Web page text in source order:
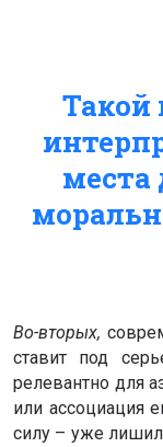
Такой
места
Во-вторых,
ставит под
релевантно для
или ассоциация
силу – уже